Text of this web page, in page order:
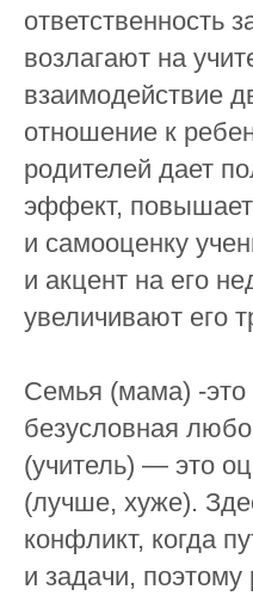
ответственность
возлагают на
взаимодействие
отношение к
родителей дает
эффект,
и самооценку
и акцент на его
увеличивают его
Семья (мама) -это
безусловная
(учитель) — это
(лучше, хуже).
конфликт, когда
и задачи,